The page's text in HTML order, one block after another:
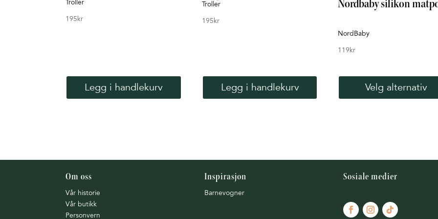
Troller
195kr
Legg i handlekurv
Troller
195kr
Legg i handlekurv
Nordbaby silikon
NordBaby
119kr
Velg alternativ
Om oss
Vår historie
Vår butikk
Personvern
Inspirasjon
Barnevogner
Sosiale medier